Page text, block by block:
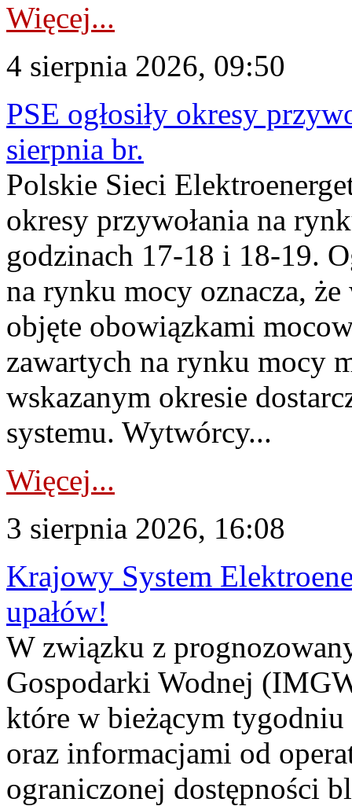
Więcej...
4 sierpnia 2026, 09:50
PSE ogłosiły okresy
sierpnia br.
Polskie Sieci
okresy przywołania na
godzinach 17-18 i 18-19.
na rynku mocy oznacza,
objęte obowiązkami
zawartych na rynku mocy
wskazanym okresie
systemu. Wytwórcy...
Więcej...
3 sierpnia 2026, 16:08
Krajowy System
upałów!
W związku z
Gospodarki Wodnej
które w bieżącym tygodniu
oraz informacjami od
ograniczonej dostępności